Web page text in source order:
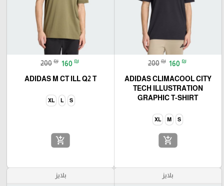
200 ₪ 160 ₪
ADIDAS CLIMACOOL CITY
TECH ILLUSTRATION
GRAPHIC T-SHIRT
S
M
XL
add_shopping_cart
200 ₪ 160 ₪
ADIDAS M CT ILL Q2 T
S
L
XL
add_shopping_cart
بلايز بلايز